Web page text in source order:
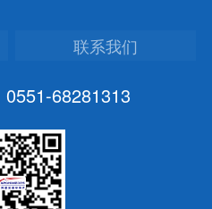
联系我们
0551-68281313